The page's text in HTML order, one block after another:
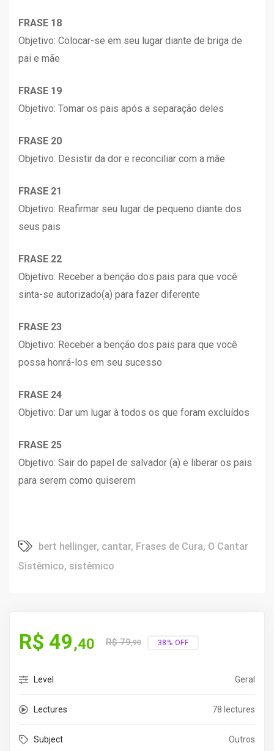
FRASE 18
Objetivo: Colocar-se em seu lugar diante de briga de
pai e mãe
FRASE 19
Objetivo: Tomar os pais após a separação deles
FRASE 20
Objetivo: Desistir da dor e reconciliar com a mãe
FRASE 21
Objetivo: Reafirmar seu lugar de pequeno diante dos
seus pais
FRASE 22
Objetivo: Receber a benção dos pais para que você
sinta-se autorizado(a) para fazer diferente
FRASE 23
Objetivo: Receber a benção dos pais para que você
possa honrá-los em seu sucesso
FRASE 24
Objetivo: Dar um lugar à todos os que foram excluídos
FRASE 25
Objetivo: Sair do papel de salvador (a) e liberar os pais
para serem como quiserem
bert hellinger, cantar, Frases de Cura, O Cantar
Sistêmico, sistêmico
R$ 49,40 R$79,90 38% OFF
Level Geral
Lectures 78 lectures
Subject Outros